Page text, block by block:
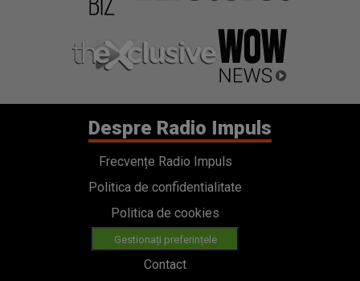
Despre Radio Impuls
Frecvențe Radio Impuls
Politica de confidentialitate
Politica de cookies
Gestionați preferințele
Contact